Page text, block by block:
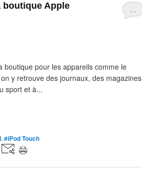
…
Apple
boutique pour les appareils comme le
y retrouve des journaux, des magazines
sport et à...
, #iPod Touch